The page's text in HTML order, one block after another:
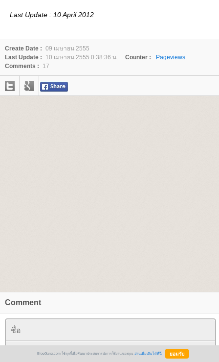
Last Update : 10 April 2012
Create Date : 09 เมษายน 2555
Last Update :
10 เมษายน 2555 0:38:36 น. Counter :
Pageviews.
Comments :
17
Comment
BlogGang.com ใช้คุกกี้เพื่อพัฒนาประสบการณ์การใช้งานของคุณ อ่านเพิ่มเติมได้ที่นี่